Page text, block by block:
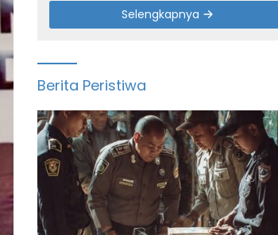
Selengkapnya
Berita Peristiwa